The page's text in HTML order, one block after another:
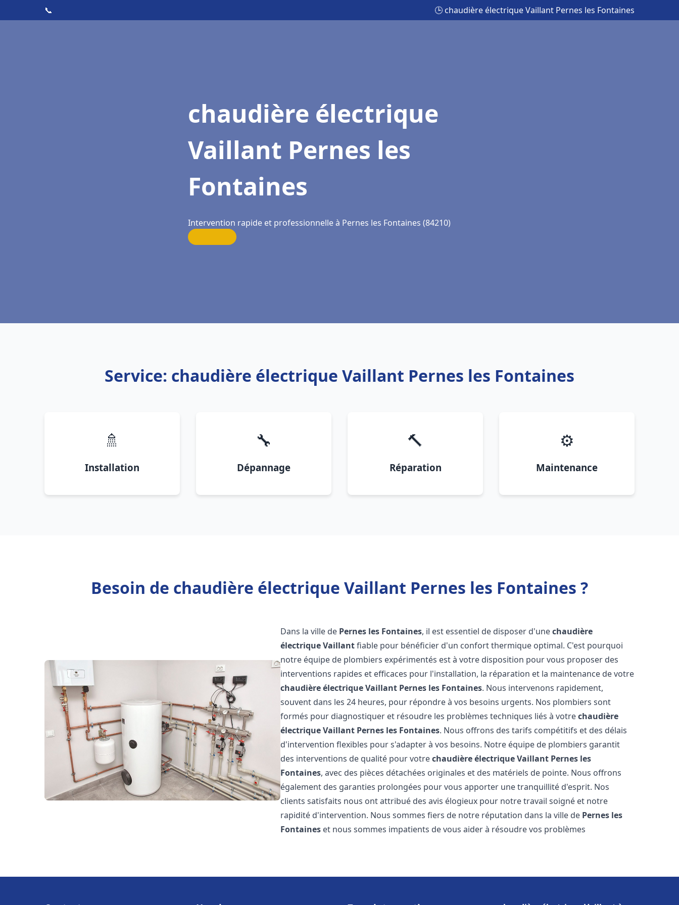
📞 🕒 chaudière électrique Vaillant Pernes les Fontaines
chaudière électrique
Vaillant Pernes les
Fontaines
Intervention rapide et professionnelle à Pernes les Fontaines (84210)
Service: chaudière électrique Vaillant Pernes les Fontaines
🚿
Installation
🔧
Dépannage
🔨
Réparation
⚙️
Maintenance
Besoin de chaudière électrique Vaillant Pernes les Fontaines ?
Dans la ville de Pernes les Fontaines, il est essentiel de disposer d'unechaudière
électrique Vaillantfiable pour bénéficier d'un confort thermique optimal. C'est pourquoi
notre équipe de plombiers expérimentés est à votre disposition pour vous proposer des
interventions rapides et efficaces pour l'installation, la réparation et la maintenance de votre
chaudière électrique Vaillant Pernes les Fontaines. Nous intervenons rapidement,
souvent dans les 24 heures, pour répondre à vos besoins urgents. Nos plombiers sont
formés pour diagnostiquer et résoudre les problèmes techniques liés à votrechaudière
électrique Vaillant Pernes les Fontaines. Nous offrons des tarifs compétitifs et des délais
d'intervention flexibles pour s'adapter à vos besoins. Notre équipe de plombiers garantit
des interventions de qualité pour votrechaudière électrique Vaillant Pernes les
Fontaines, avec des pièces détachées originales et des matériels de pointe. Nous offrons
également des garanties prolongées pour vous apporter une tranquillité d'esprit. Nos
clients satisfaits nous ont attribué des avis élogieux pour notre travail soigné et notre
rapidité d'intervention. Nous sommes fiers de notre réputation dans la ville de Pernes les
Fontaines et nous sommes impatients de vous aider à résoudre vos problèmes